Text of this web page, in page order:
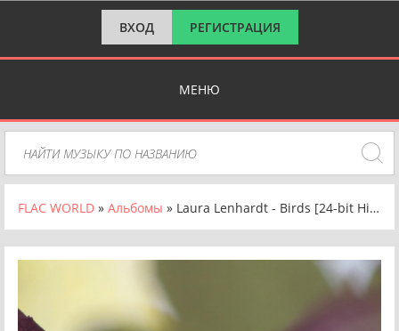
ВХОД РЕГИСТРАЦИЯ
МЕНЮ
FLAC WORLD » Альбомы » Laura Lenhardt - Birds [24-bit Hi-Res] (2025) FLAC